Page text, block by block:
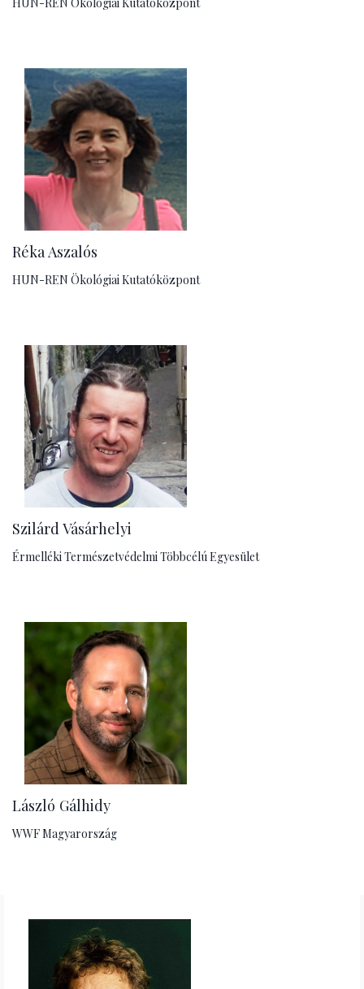
Réka Aszalós
HUN-REN Ökológiai Kutatóközpont
Szilárd Vásárhelyi
Érmelléki Természetvédelmi Többcélú Egyesület
László Gálhidy
WWF Magyarország